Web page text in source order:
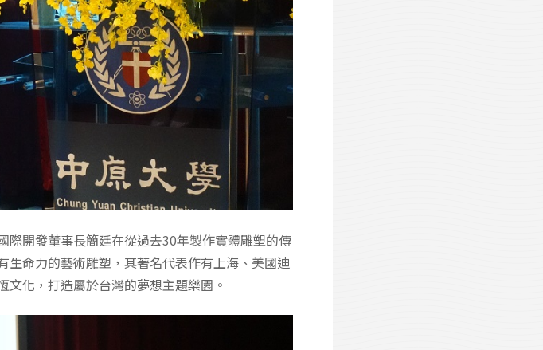
開發董事長簡廷在從過去30年製作實體雕塑的傳
命力的藝術雕塑，其著名代表作有上海、美國迪
化，打造屬於台灣的夢想主題樂園。